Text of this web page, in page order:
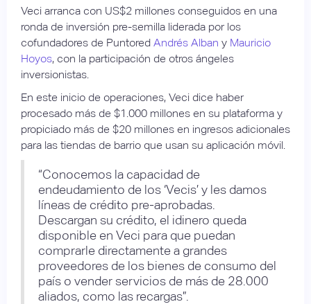
Veci arranca con US$2 millones conseguidos en una
ronda de inversión pre-semilla liderada por los
cofundadores de Puntored Andrés Alban y Mauricio
Hoyos, con la participación de otros ángeles
inversionistas.
En este inicio de operaciones, Veci dice haber
procesado más de $1.000 millones en su plataforma y
propiciado más de $20 millones en ingresos adicionales
para las tiendas de barrio que usan su aplicación móvil.
“Conocemos la capacidad de
endeudamiento de los ‘Vecis’ y les damos
líneas de crédito pre-aprobadas.
Descargan su crédito, el idinero queda
disponible en Veci para que puedan
comprarle directamente a grandes
proveedores de los bienes de consumo del
país o vender servicios de más de 28.000
aliados, como las recargas”.